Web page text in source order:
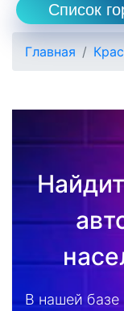
Список
Главная
В нашей базе